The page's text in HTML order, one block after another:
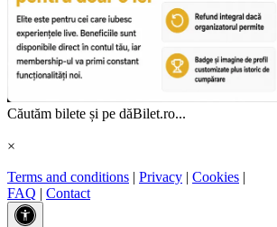
Căutăm bilete și pe dăBilet.ro...
×
Terms and conditions | Privacy | Cookies |
FAQ | Contact